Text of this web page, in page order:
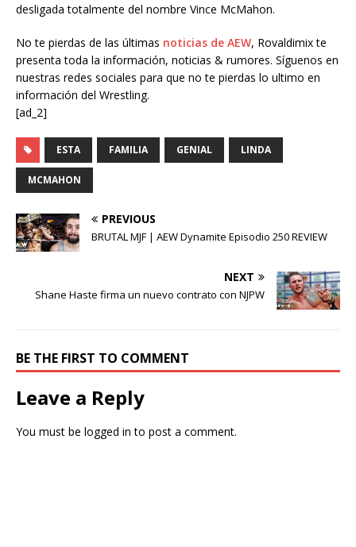
desligada totalmente del nombre Vince McMahon.
No te pierdas de las últimas noticias de AEW, Rovaldimix te
presenta toda la información, noticias & rumores. Síguenos en
nuestras redes sociales para que no te pierdas lo ultimo en
información del Wrestling.
[ad_2]
ESTA FAMILIA GENIAL LINDA
MCMAHON
PREVIOUS
BRUTAL MJF | AEW Dynamite Episodio 250 REVIEW
NEXT
Shane Haste firma un nuevo contrato con NJPW
BE THE FIRST TO COMMENT
Leave a Reply
You must be logged in to post a comment.